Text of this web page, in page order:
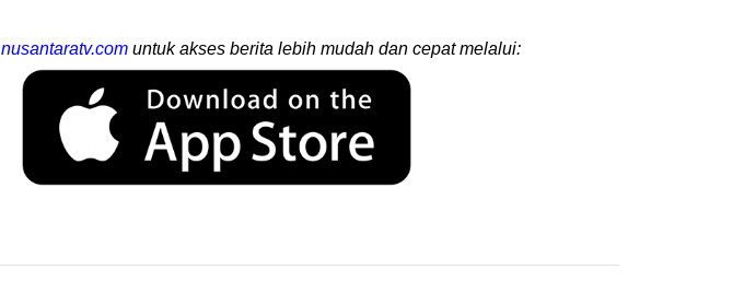
nusantaratv.com untuk akses berita lebih mudah dan cepat melalui: